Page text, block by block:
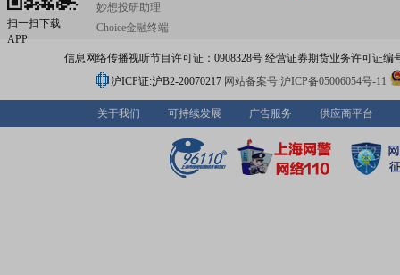
扫一扫下载
APP
妙想投研助理
Choice金融终端
信息网络传播视听节目许可证：0908328号 经营证券期货业务许可证编
沪ICP证:沪B2-20070217 网站备案号:沪ICP备05006054号-11
关于我们 可持续发展 广告服务 供应商平台